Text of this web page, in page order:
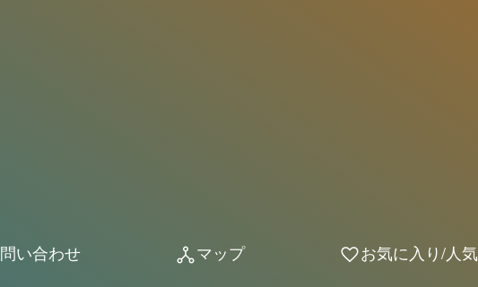
問い合わせ network_nodeマップ favoriteお気に入り/人気